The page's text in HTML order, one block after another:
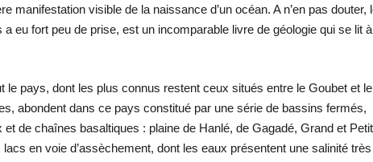
manifestation visible de la naissance d’un océan. A n’en pas douter,
eu fort peu de prise, est un incomparable livre de géologie qui se lit à
le pays, dont les plus connus restent ceux situés entre le Goubet et le
abondent dans ce pays constitué par une série de bassins fermés,
de chaînes basaltiques : plaine de Hanlé, de Gagadé, Grand et Petit
en voie d’assèchement, dont les eaux présentent une salinité très